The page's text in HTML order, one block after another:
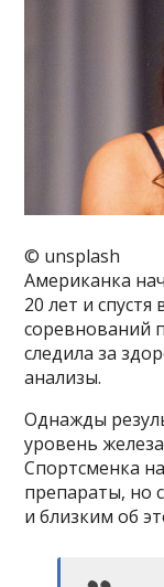
© unsplash
Американка
20 лет и спустя
соревнований
следила за
анализы.
Однажды
уровень
Спортсменка
препараты, но
и близким об